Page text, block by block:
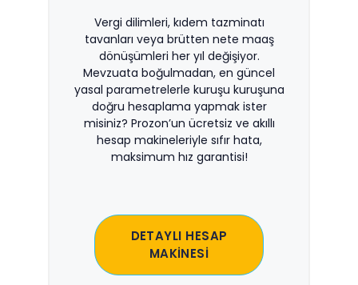
Vergi dilimleri, kıdem tazminatı
tavanları veya brütten nete maaş
dönüşümleri her yıl değişiyor.
Mevzuata boğulmadan, en güncel
yasal parametrelerle kuruşu kuruşuna
doğru hesaplama yapmak ister
misiniz? Prozon’un ücretsiz ve akıllı
hesap makineleriyle sıfır hata,
maksimum hız garantisi!
DETAYLI HESAP
MAKİNESİ